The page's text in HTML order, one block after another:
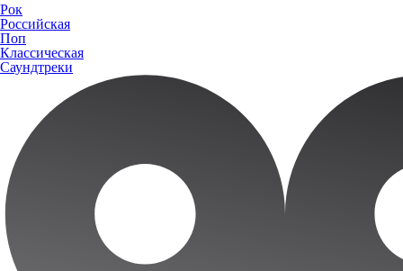
Рок
Российская
Поп
Классическая
Саундтреки